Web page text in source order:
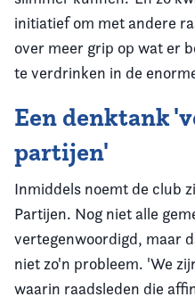
initiatief om met andere
over meer grip op wat er
te verdrinken in de
Een denktank
partijen'
Inmiddels noemt de club
Partijen. Nog niet alle
vertegenwoordigd, maar
niet zo'n probleem. 'We
waarin raadsleden die